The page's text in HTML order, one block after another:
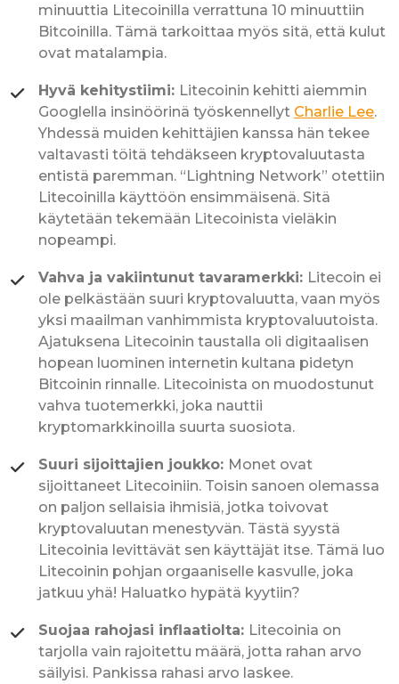
minuuttia Litecoinilla verrattuna 10 minuuttiin
Bitcoinilla. Tämä tarkoittaa myös sitä, että kulut
ovat matalampia.
Hyvä kehitystiimi: Litecoinin kehitti aiemmin
Googlella insinöörinä työskennellyt Charlie Lee.
Yhdessä muiden kehittäjien kanssa hän tekee
valtavasti töitä tehdäkseen kryptovaluutasta
entistä paremman. “Lightning Network” otettiin
Litecoinilla käyttöön ensimmäisenä. Sitä
käytetään tekemään Litecoinista vieläkin
nopeampi.
Vahva ja vakiintunut tavaramerkki: Litecoin ei
ole pelkästään suuri kryptovaluutta, vaan myös
yksi maailman vanhimmista kryptovaluutoista.
Ajatuksena Litecoinin taustalla oli digitaalisen
hopean luominen internetin kultana pidetyn
Bitcoinin rinnalle. Litecoinista on muodostunut
vahva tuotemerkki, joka nauttii
kryptomarkkinoilla suurta suosiota.
Suuri sijoittajien joukko: Monet ovat
sijoittaneet Litecoiniin. Toisin sanoen olemassa
on paljon sellaisia ihmisiä, jotka toivovat
kryptovaluutan menestyvän. Tästä syystä
Litecoinia levittävät sen käyttäjät itse. Tämä luo
Litecoinin pohjan orgaaniselle kasvulle, joka
jatkuu yhä! Haluatko hypätä kyytiin?
Suojaa rahojasi inflaatiolta: Litecoinia on
tarjolla vain rajoitettu määrä, jotta rahan arvo
säilyisi. Pankissa rahasi arvo laskee.